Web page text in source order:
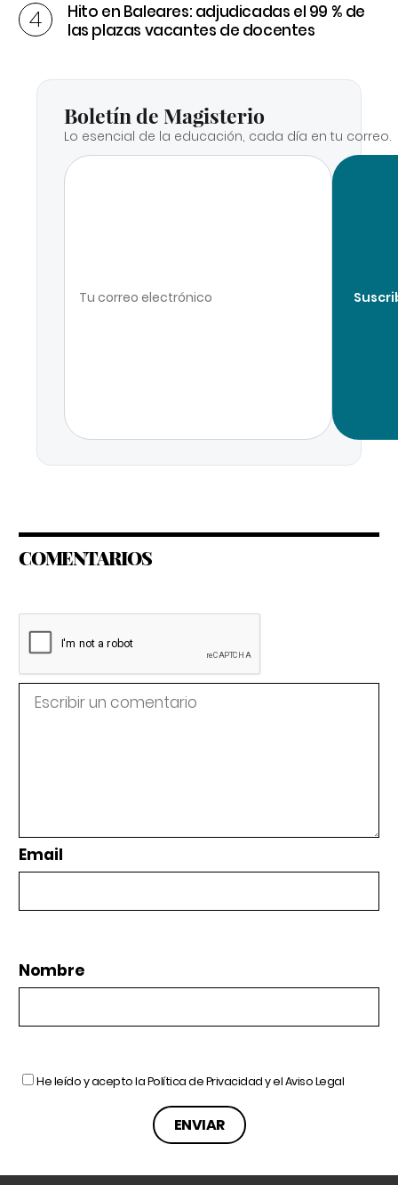
Hito en Baleares: adjudicadas el 99 % de
las plazas vacantes de docentes
Boletín de Magisterio
Lo esencial de la educación, cada día en tu correo.
COMENTARIOS
Email
Nombre
He leído y acepto laPolítica de Privacidady elAviso Legal